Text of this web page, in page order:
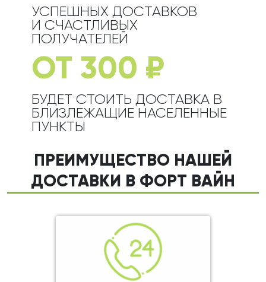
УСПЕШНЫХ ДОСТАВКОВ
И СЧАСТЛИВЫХ
ПОЛУЧАТЕЛЕЙ
ОТ 300 ₽
БУДЕТ СТОИТЬ ДОСТАВКА В
БЛИЗЛЕЖАЩИЕ НАСЕЛЕННЫЕ
ПУНКТЫ
ПРЕИМУЩЕСТВО НАШЕЙ
ДОСТАВКИ В ФОРТ ВАЙН